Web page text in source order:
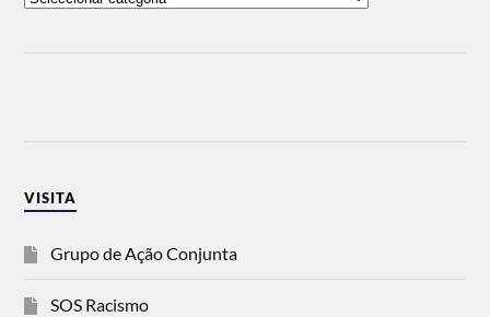
VISITA
Grupo de Ação Conjunta
SOS Racismo